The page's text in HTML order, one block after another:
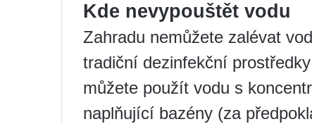
Kde nevypouštět vodu
Zahradu nemůžete zalévat
tradiční dezinfekční
můžete použít vodu s
naplňující bazény (za